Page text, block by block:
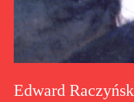
Edward